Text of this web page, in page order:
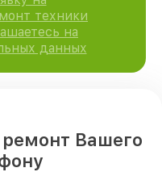
техники
на
данных
ремонт Вашего